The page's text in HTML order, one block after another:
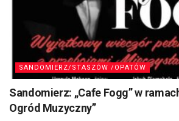
SANDOMIERZ/STASZÓW /OPATÓW
Sandomierz: „Cafe Fogg” w
Ogród Muzyczny”